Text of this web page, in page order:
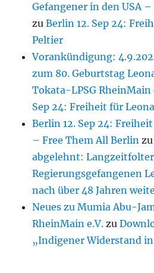
Gefangener in den USA
zuBerlin 12. Sep 24:
Peltier
Vorankündigung:
zum 80. Geburtstag
Tokata-LPSG RheinMain
Sep 24: Freiheit für
Berlin 12. Sep 24:
– Free Them All Berlin
abgelehnt: Langzeitfolter
Regierungsgefangenen
nach über 48 Jahren
Neues zu Mumia Abu-
RheinMain e.V. zu
„Indigener Widerstand